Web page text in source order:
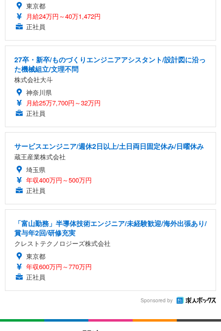
東京都
月給24万円～40万1,472円
正社員
27卒・新卒/ものづくりエンジニアアシスタント/設計図に沿っ
た機械組立/文理不問
株式会社大斗
神奈川県
月給25万7,700円～32万円
正社員
サービスエンジニア/週休2日以上/土日両日固定休み/日曜休み
蔵王産業株式会社
埼玉県
年収400万円～500万円
正社員
「富山勤務」半導体技術エンジニア/未経験歓迎/海外出張あり/
賞与年2回/研修充実
クレストテクノロジーズ株式会社
東京都
年収600万円～770万円
正社員
Sponsored by